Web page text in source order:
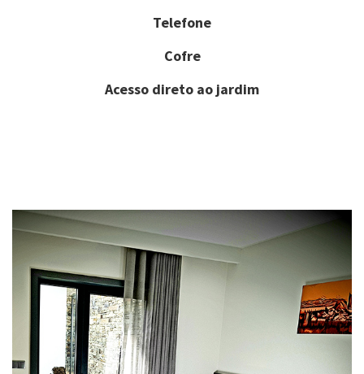
Telefone
Cofre
Acesso direto ao jardim